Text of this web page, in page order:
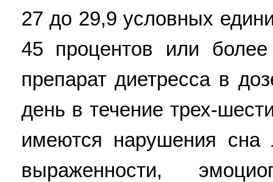
27 до 29,9 условных
45 процентов или
препарат диетресса в
день в течение трех-
имеются нарушения сна
выраженности,